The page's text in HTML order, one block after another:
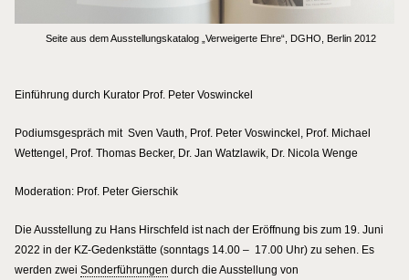
Seite aus dem Ausstellungskatalog „Verweigerte Ehre“, DGHO, Berlin 2012
Einführung durch Kurator Prof. Peter Voswinckel
Podiumsgespräch mit Sven Vauth, Prof. Peter Voswinckel, Prof. Michael
Wettengel, Prof. Thomas Becker, Dr. Jan Watzlawik, Dr. Nicola Wenge
Moderation: Prof. Peter Gierschik
Die Ausstellung zu Hans Hirschfeld ist nach der Eröffnung bis zum 19. Juni
2022 in der KZ-Gedenkstätte (sonntags 14.00 – 17.00 Uhr) zu sehen. Es
werden zwei Sonderführungen durch die Ausstellung von